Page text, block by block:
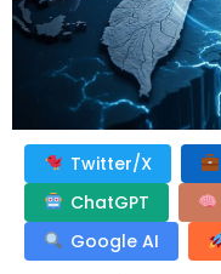
Twitter/X
ChatGPT
Google AI